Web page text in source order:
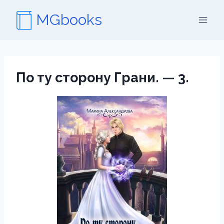
содержимому
MGbooks
По ту сторону Грани. — 3.